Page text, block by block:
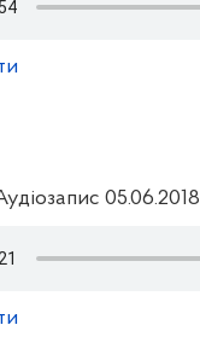
05.06.2018